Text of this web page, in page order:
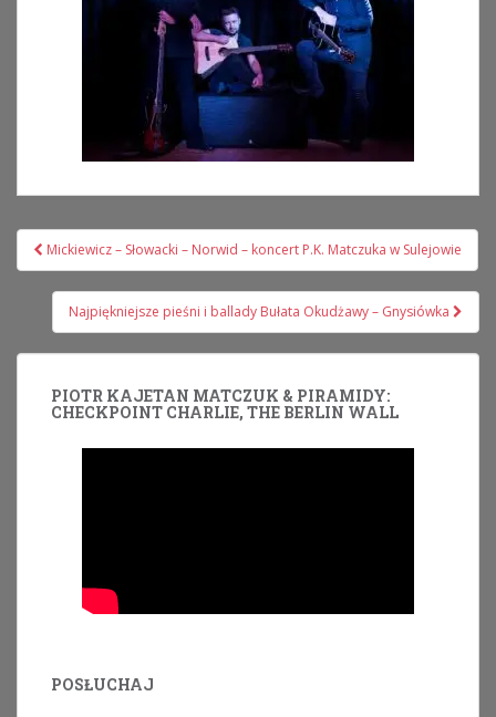
Nawigacja
wpisu
Mickiewicz – Słowacki – Norwid – koncert P.K. Matczuka w Sulejowie
Najpiękniejsze pieśni i ballady Bułata Okudżawy – Gnysiówka
PIOTR KAJETAN MATCZUK & PIRAMIDY:
CHECKPOINT CHARLIE, THE BERLIN WALL
POSŁUCHAJ